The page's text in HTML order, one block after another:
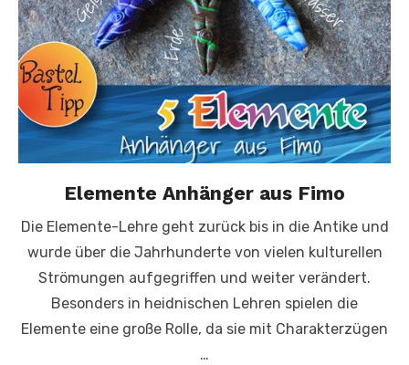
Elemente Anhänger aus Fimo
Die Elemente-Lehre geht zurück bis in die Antike und
wurde über die Jahrhunderte von vielen kulturellen
Strömungen aufgegriffen und weiter verändert.
Besonders in heidnischen Lehren spielen die
Elemente eine große Rolle, da sie mit Charakterzügen
…